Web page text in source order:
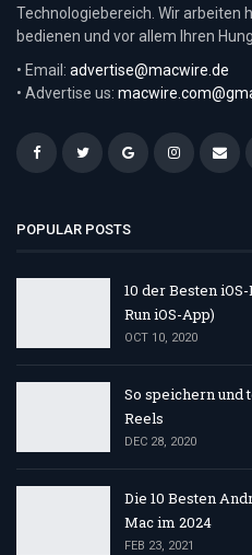
Technologiebereich. Wir arbeiten
bedienen und vor allem Ihren
• Email: advertise@macwire.de
• Advertise us:
POPULAR POSTS
10 der Besten
Run iOS-App)
OCT 10, 2020
So speichern und
Reels
DEC 28, 2020
Die 10 Besten
Mac im 2024
FEB 23, 2021